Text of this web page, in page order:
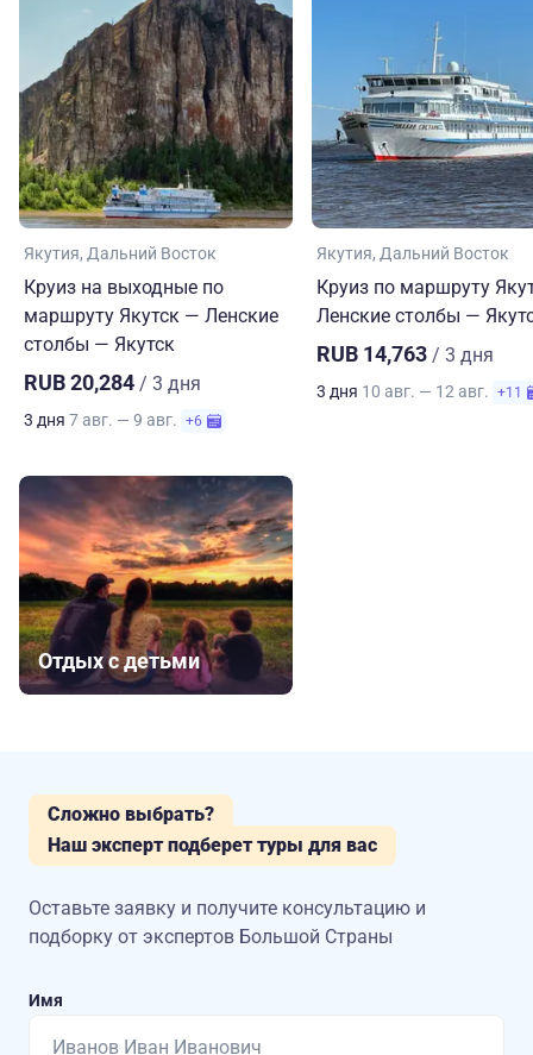
Якутия Дальний Восток
Круиз на выходные по
маршруту Якутск — Ленские
столбы — Якутск
RUB 20,284 / 3 дня
3 дня 7 авг. — 9 авг. +6
Якутия Дальний Восток
Круиз по маршруту
Ленские столбы —
RUB 14,763 / 3 дня
3 дня 10 авг. — 12 авг. +11
Отдых с детьми
Сложно выбрать?
Наш эксперт подберет туры для вас
Оставьте заявку и получите консультацию и
подборку от экспертов Большой Страны
Имя